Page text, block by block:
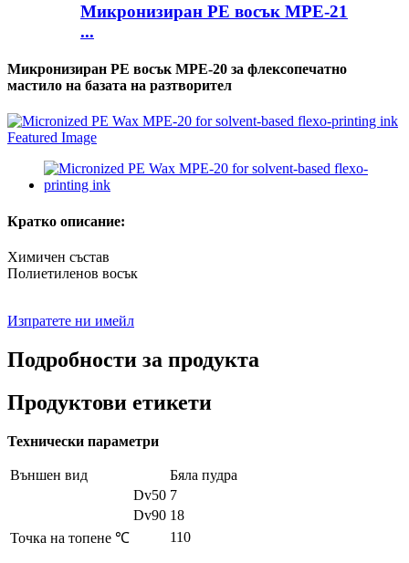
Микронизиран PE восък MPE-21
...
Микронизиран PE восък MPE-20 за флексопечатно
мастило на базата на разтворител
Кратко описание:
Химичен състав
Полиетиленов восък
Изпратете ни имейл
Подробности за продукта
Продуктови етикети
Технически параметри
Външен вид
Бяла пудра
Dv50 7
Dv90 18
Точка на топене ℃
110